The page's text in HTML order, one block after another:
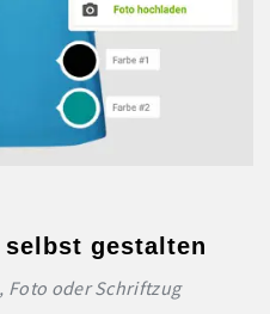
selbst gestalten
Foto oder Schriftzug